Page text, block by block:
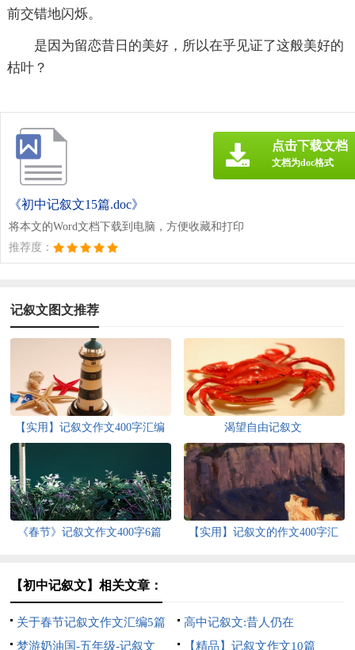
前交错地闪烁。
是因为留恋昔日的美好，所以在乎见证了这般美好的
枯叶？
《初中记叙文15篇.doc》
将本文的Word文档下载到电脑，方便收藏和打印
推荐度：
点击下载文档
文档为doc格式
记叙文图文推荐
【实用】记叙文作文400字汇编
渴望自由记叙文
《春节》记叙文作文400字6篇
【实用】记叙文的作文400字汇
【初中记叙文】相关文章：
关于春节记叙文作文汇编5篇
高中记叙文:昔人仍在
梦游奶油国-五年级-记叙文
【精品】记叙文作文10篇